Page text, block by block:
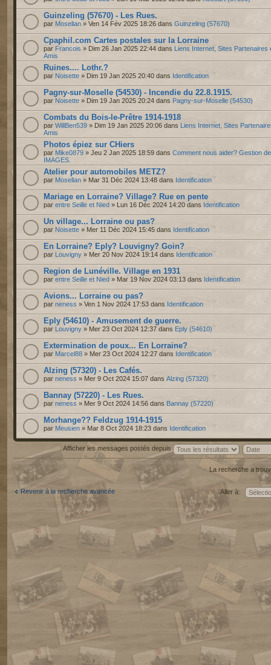
Guinzeling (57670) - Les Rues.
par Mosellan » Ven 14 Fév 2025 18:26 dans Guinzeling (57670)
Cpaphil.com Cartes postales sur la Lorraine
par Francois » Dim 26 Jan 2025 22:44 dans Liens Internet, Sites Partenaires
Amis
Ruines.... Lothr.?
par Noisette » Dim 19 Jan 2025 20:40 dans Identification
Pagny-sur-Moselle (54530) - Incendie du 22.8.1915.
par Noisette » Dim 19 Jan 2025 20:24 dans Pagny-sur-Moselle (54530)
Combats du Bois-le-Prêtre 1914-1918
par WillBen539 » Dim 19 Jan 2025 20:06 dans Liens Internet, Sites
Amis
Photos épiez sur CHiers
par Mike0879 » Jeu 2 Jan 2025 18:59 dans Comment nous aider? Gestion
IMAGES.
Atelier pour automobiles METZ?
par Mosellan » Mar 31 Déc 2024 13:48 dans Identification
Mariage en Lorraine? Village? Rue en pente
par entre Seille et Nied » Lun 16 Déc 2024 14:20 dans Identification
Un village... Lorraine ou pas?
par Noisette » Mer 11 Déc 2024 15:45 dans Identification
En Lorraine? Eply? Louvigny? Goin?
par Louvigny » Mer 20 Nov 2024 19:14 dans Identification
Region de Lunéville. Village en 1931
par entre Seille et Nied » Mar 19 Nov 2024 03:13 dans Identification
Avions... Lorraine ou pas?
par neness » Ven 1 Nov 2024 17:53 dans Identification
Eply (54610) - Amusement de guerre.
par Louvigny » Mer 23 Oct 2024 12:37 dans Eply (54610)
Extermination de poux... En Lorraine?
par Marcel88 » Mer 23 Oct 2024 12:27 dans Identification
Alzing (57320) - Les Cafés.
par neness » Mer 9 Oct 2024 15:07 dans Alzing (57320)
Bannay (57220) - Les Rues.
par neness » Mer 9 Oct 2024 14:56 dans Bannay (57220)
Morhange?? Feldzug 1914-1915
par Meusien » Mar 8 Oct 2024 18:23 dans Identification
Afficher les messages postés depuis
La recherche a
Revenir à la recherche avancée Aller à: